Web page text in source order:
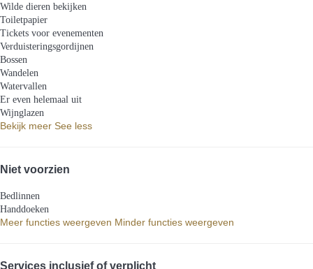
Wilde dieren bekijken
Toiletpapier
Tickets voor evenementen
Verduisteringsgordijnen
Bossen
Wandelen
Watervallen
Er even helemaal uit
Wijnglazen
Bekijk meer See less
Niet voorzien
Bedlinnen
Handdoeken
Meer functies weergeven Minder functies weergeven
Services inclusief of verplicht